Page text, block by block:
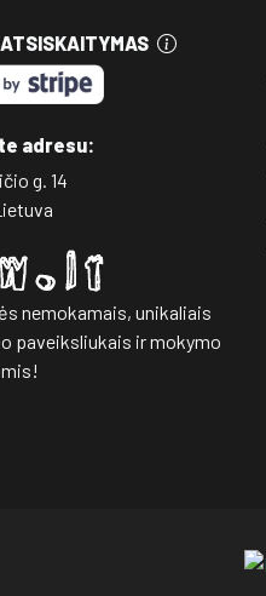
adresu:
g. 14
nemokamais, unikaliais
paveiksliukais ir mokymo